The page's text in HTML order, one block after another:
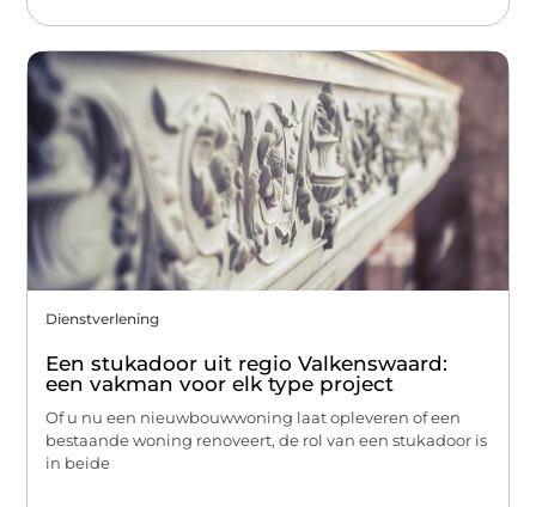
Dienstverlening
Een stukadoor uit regio Valkenswaard:
een vakman voor elk type project
Of u nu een nieuwbouwwoning laat opleveren of een
bestaande woning renoveert, de rol van een stukadoor is
in beide